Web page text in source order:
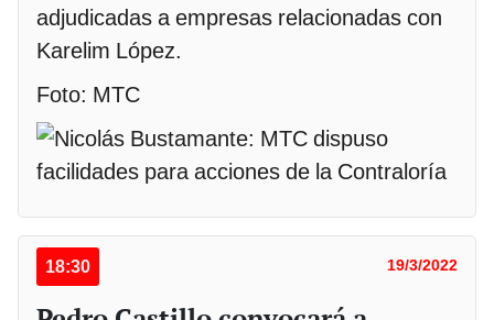
adjudicadas a empresas relacionadas con
Karelim López.
Foto: MTC
18:30 19/3/2022